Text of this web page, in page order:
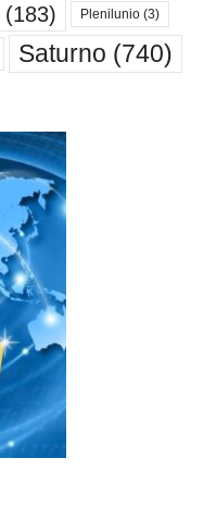
(183) Plenilunio (3)
Saturno (740)